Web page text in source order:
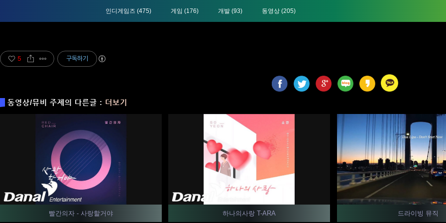
인디게임즈 (475) 게임 (176) 개발 (93) 동영상 (205)
5 구독하기
동영상/뮤비 주제의 다른글 : 더보기
빨간의자 - 사랑할거야 하나의사랑 T-ARA 드라이빙 뮤직